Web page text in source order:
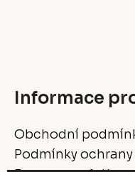
Informace
Obchodní
Podmínky